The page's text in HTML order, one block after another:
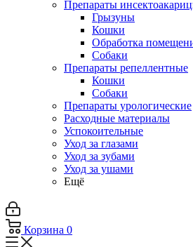
Препараты
Грызуны
Кошки
Обработка
Собаки
Препараты репеллентные
Кошки
Собаки
Препараты урологические
Расходные материалы
Успокоительные
Уход за глазами
Уход за зубами
Уход за ушами
Ещё
Корзина 0